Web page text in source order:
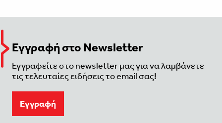
Εγγραφή στο Newsletter
Εγγραφείτε στο newsletter μας για να λαμβάνετε
τις τελευταίες ειδήσεις το email σας!
Eγγραφή